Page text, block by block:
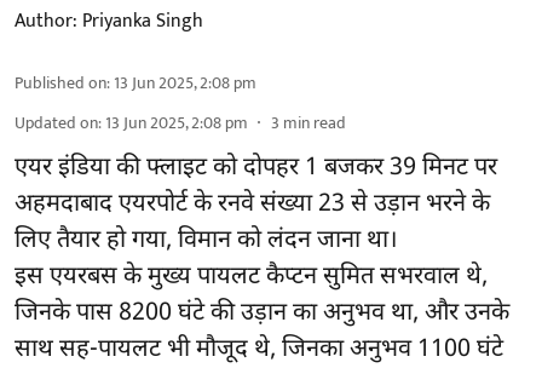
Author: Priyanka Singh
Published on:13 Jun 2025, 2:08 pm
Updated on:13 Jun 2025, 2:08 pm 3 min read
एयर इंडिया की फ्लाइट को दोपहर 1 बजकर 39 मिनट पर
अहमदाबाद एयरपोर्ट के रनवे संख्या 23 से उड़ान भरने के
लिए तैयार हो गया, विमान को लंदन जाना था।
इस एयरबस के मुख्य पायलट कैप्टन सुमित सभरवाल थे,
जिनके पास 8200 घंटे की उड़ान का अनुभव था, और उनके
साथ सह-पायलट भी मौजूद थे, जिनका अनुभव 1100 घंटे